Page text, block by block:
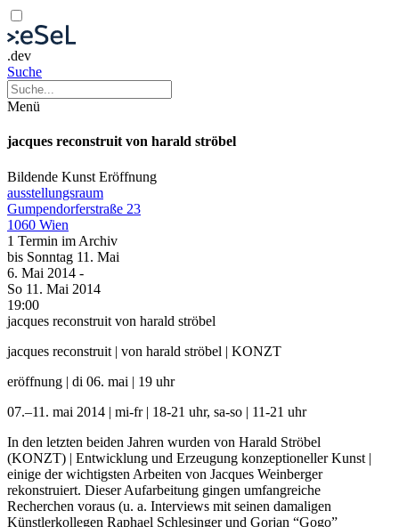
.dev
Suche
Menü
jacques reconstruit von harald ströbel
Bildende Kunst Eröffnung
ausstellungsraum
Gumpendorferstraße 23
1060 Wien
1 Termin im Archiv
bis Sonntag 11. Mai
6. Mai 2014 -
So 11. Mai 2014
19:00
jacques reconstruit von harald ströbel
jacques reconstruit | von harald ströbel | KONZT
eröffnung | di 06. mai | 19 uhr
07.–11. mai 2014 | mi-fr | 18-21 uhr, sa-so | 11-21 uhr
In den letzten beiden Jahren wurden von Harald Ströbel
(KONZT) | Entwicklung und Erzeugung konzeptioneller Kunst |
einige der wichtigsten Arbeiten von Jacques Weinberger
rekonstruiert. Dieser Aufarbeitung gingen umfangreiche
Recherchen voraus (u. a. Interviews mit seinen damaligen
Künstlerkollegen Raphael Schlesinger und Gorjan “Gogo”